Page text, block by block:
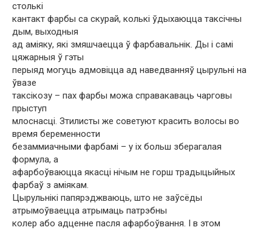
столькі
кантакт фарбы са скурай, колькі ўдыхаюцца таксічны
дым, выходныя
ад аміяку, які змяшчаецца ў фарбавальнік. Ды і самі
цяжарныя ў гэты
перыяд могуць адмовіцца ад наведванняў цырульні на
ўвазе
таксікозу – пах фарбы можа справакаваць чарговы
прыступ
млоснасці. Зтилисты же советуют красить волосы во
время беременности
безаммиачными фарбамі – у іх больш зберагалая
формула, а
афарбоўваюцца якасці нічым не горш традыцыйных
фарбаў з аміякам.
Цырульнікі папярэджваюць, што не заўсёды
атрымоўваецца атрымаць патрэбны
колер або адценне пасля афарбоўвання. І в этом